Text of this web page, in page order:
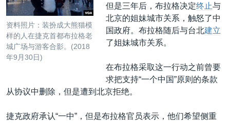
资料照片：装扮成大熊猫模
样的人在捷克首都布拉格老
城广场与游客合影。(2018
年9月30日)
但是三年后，布拉格决定终止与
北京的姐妹城市关系，触怒了中
国政府。布拉格随后与台北建立
了姐妹城市关系。
在布拉格采取这一行动之前曾要
求把支持“一个中国”原则的条款
从协议中删除，但是遭到北京拒绝。
捷克政府承认“一中”，但是布拉格官员表示，他们希望侧重